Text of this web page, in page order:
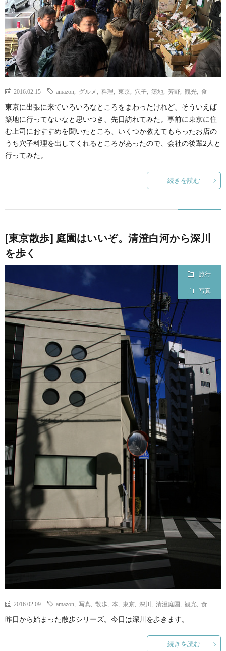
2016.02.15 amazon グルメ 料理 東京 穴子 築地 芳野 観光 食
東京に出張に来ていろいろなところをまわったけれど、そういえば
築地に行ってないなと思いつき、先日訪れてみた。事前に東京に住
む上司におすすめを聞いたところ、いくつか教えてもらったお店の
うち穴子料理を出してくれるところがあったので、会社の後輩2人と
行ってみた。
続きを読む
[東京散歩] 庭園はいいぞ。清澄白河から深川
を歩く
旅行
写真
2016.02.09 amazon 写真 散歩 本 東京 深川 清澄庭園 観光 食
昨日から始まった散歩シリーズ。今日は深川を歩きます。
続きを読む